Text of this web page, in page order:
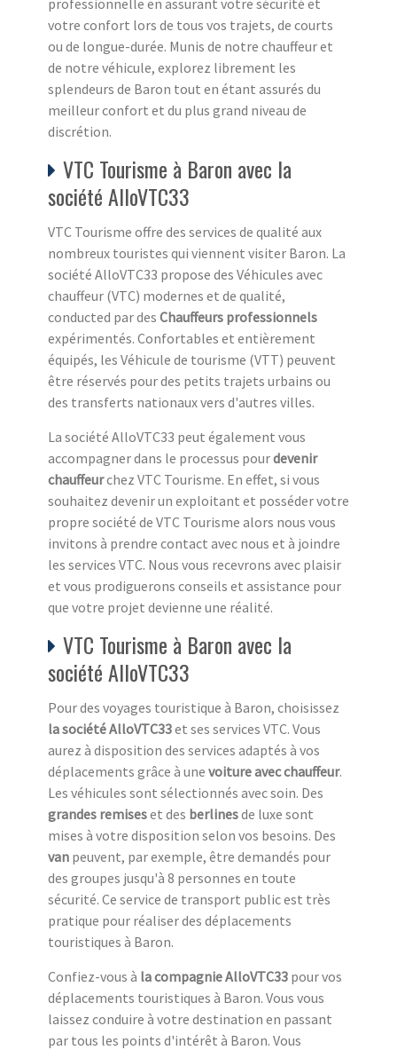
votre confort lors de tous vos trajets, de courts
ou de longue-durée. Munis de notre chauffeur et
de notre véhicule, explorez librement les
splendeurs de Baron tout en étant assurés du
meilleur confort et du plus grand niveau de
discrétion.
VTC Tourisme à Baron avec la
société AlloVTC33
VTC Tourisme offre des services de qualité aux
nombreux touristes qui viennent visiter Baron. La
société AlloVTC33 propose des Véhicules avec
chauffeur (VTC) modernes et de qualité,
conducted par des Chauffeurs professionnels
expérimentés. Confortables et entièrement
équipés, les Véhicule de tourisme (VTT) peuvent
être réservés pour des petits trajets urbains ou
des transferts nationaux vers d'autres villes.
La société AlloVTC33 peut également vous
accompagner dans le processus pourdevenir
chauffeurchez VTC Tourisme. En effet, si vous
souhaitez devenir un exploitant et posséder votre
propre société de VTC Tourisme alors nous vous
invitons à prendre contact avec nous et à joindre
les services VTC. Nous vous recevrons avec plaisir
et vous prodiguerons conseils et assistance pour
que votre projet devienne une réalité.
VTC Tourisme à Baron avec la
société AlloVTC33
Pour des voyages touristique à Baron, choisissez
la société AlloVTC33et ses services VTC. Vous
aurez à disposition des services adaptés à vos
déplacements grâce à une voiture avec chauffeur.
Les véhicules sont sélectionnés avec soin. Des
grandes remiseset des berlinesde luxe sont
mises à votre disposition selon vos besoins. Des
van peuvent, par exemple, être demandés pour
des groupes jusqu'à 8 personnes en toute
sécurité. Ce service de transport public est très
pratique pour réaliser des déplacements
touristiques à Baron.
Confiez-vous à la compagnie AlloVTC33 pour vos
déplacements touristiques à Baron. Vous vous
laissez conduire à votre destination en passant
par tous les points d'intérêt à Baron. Vous